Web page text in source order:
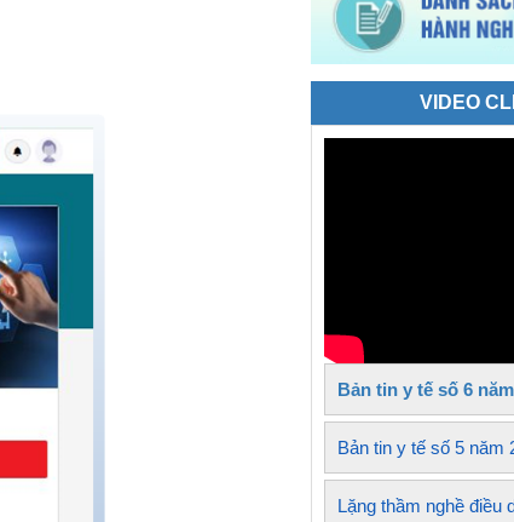
Trạm Y tế xã Mường Tè
Trạm Y tế xã Nậm Sỏ
Trạm Y tế xã Sin Suối Hồ
VIDEO
Bản tin y tế số 6
Bản tin y tế số 5 năm
Lặng thầm nghề điều